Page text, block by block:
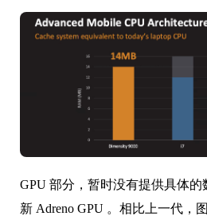
GPU 部分，暂时没有提供具体
新 Adreno GPU 。相比上一代，